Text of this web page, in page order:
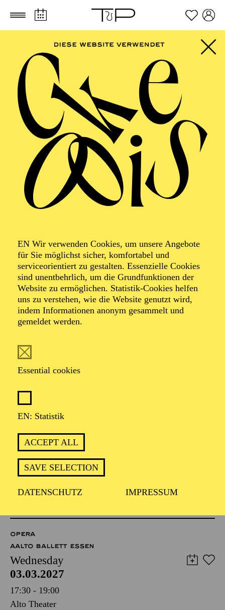
Zum Hauptinhalt springen Zum Footer springen
EN Wir verwenden Cookies, um unsere Angebote
für Sie möglichst sicher, komfortabel und
serviceorientiert zu gestalten. Essenzielle Cookies
sind unentbehrlich, um die Grundfunktionen der
Website zu ermöglichen. Statistik-Cookies helfen
uns zu verstehen, wie die Website genutzt wird,
indem Informationen anonym gesammelt und
gemeldet werden.
Essential cookies
EN: Statistik
ACCEPT ALL
SAVE SELECTION
DATENSCHUTZ IMPRESSUM
FILTER
MARCH 2027
PHILHARMONIE ESSEN
Monday
01.03.2027
10:00 - 10:45
RWE Pavillon
ABENTEUER MUSIK
EINE WELTMUSIK-REISE
Für Kinder von 3 bis 6 Jahren
TICKETS
12,00€
OPERA
Wednesday
03.03.2027
15:30 - 17:30
Aalto-Foyer
ÖFFENTLICHE THEATER­
FÜHRUNG
OPERA
AALTO BALLETT ESSEN
Wednesday
03.03.2027
17:30 - 19:00
Alto Theater